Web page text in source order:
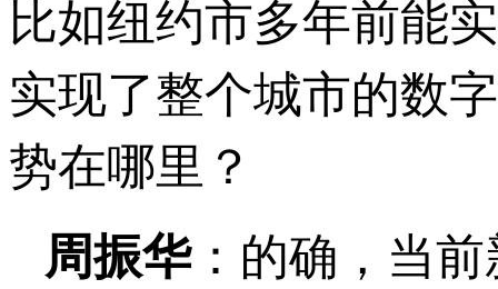
比如纽约市多年前能
实现了整个城市的数
势在哪里？
周振华：的确，当